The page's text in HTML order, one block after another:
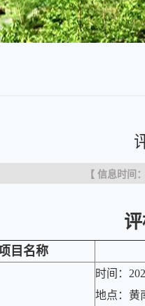
【 信息时间
目名称
时间：
地点：黄